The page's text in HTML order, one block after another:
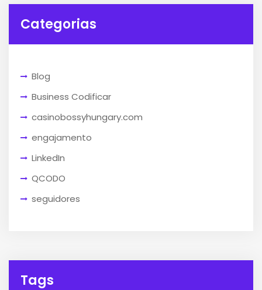
Categorias
Blog
Business Codificar
casinobossyhungary.com
engajamento
LinkedIn
QCODO
seguidores
Tags